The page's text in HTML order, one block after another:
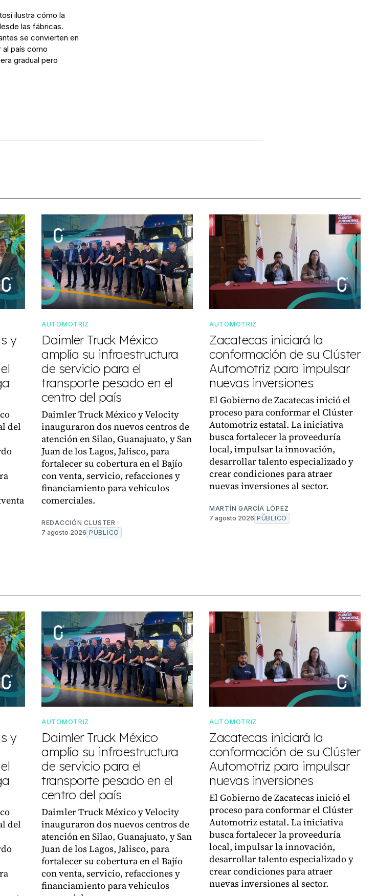
ilustra cómo la
las fábricas.
se convierten en
al país como
gradual pero
y
del
AUTOMOTRIZ
Daimler Truck México
amplía su infraestructura
de servicio para el
transporte pesado en el
centro del país
Daimler Truck México y Velocity
inauguraron dos nuevos centros de
atención en Silao, Guanajuato, y San
Juan de los Lagos, Jalisco, para
fortalecer su cobertura en el Bajío
con venta, servicio, refacciones y
financiamiento para vehículos
comerciales.
REDACCIÓN CLUSTER
7 agosto 2026 PÚBLICO
AUTOMOTRIZ
Zacatecas iniciará la
conformación de su Clúster
Automotriz para impulsar
nuevas inversiones
El Gobierno de Zacatecas inició el
proceso para conformar el Clúster
Automotriz estatal. La iniciativa
busca fortalecer la proveeduría
local, impulsar la innovación,
desarrollar talento especializado y
crear condiciones para atraer
nuevas inversiones al sector.
MARTÍN GARCÍA LÓPEZ
7 agosto 2026 PÚBLICO
y
del
AUTOMOTRIZ
Daimler Truck México
amplía su infraestructura
de servicio para el
transporte pesado en el
centro del país
Daimler Truck México y Velocity
inauguraron dos nuevos centros de
atención en Silao, Guanajuato, y San
Juan de los Lagos, Jalisco, para
fortalecer su cobertura en el Bajío
con venta, servicio, refacciones y
financiamiento para vehículos
AUTOMOTRIZ
Zacatecas iniciará la
conformación de su Clúster
Automotriz para impulsar
nuevas inversiones
El Gobierno de Zacatecas inició el
proceso para conformar el Clúster
Automotriz estatal. La iniciativa
busca fortalecer la proveeduría
local, impulsar la innovación,
desarrollar talento especializado y
crear condiciones para atraer
nuevas inversiones al sector.